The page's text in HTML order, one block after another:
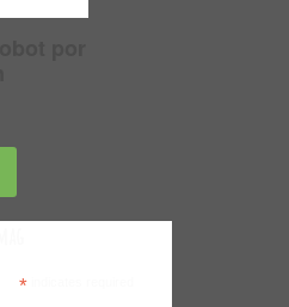
*indicates required